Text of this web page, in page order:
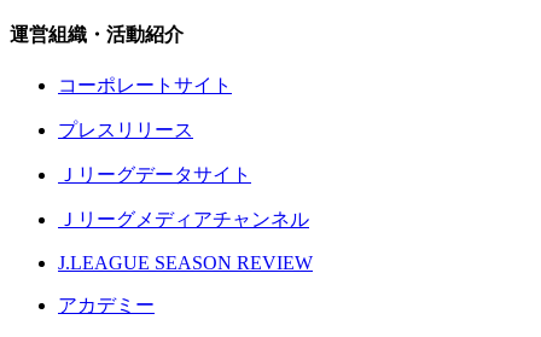
運営組織・活動紹介
コーポレートサイト
プレスリリース
Ｊリーグデータサイト
Ｊリーグメディアチャンネル
J.LEAGUE SEASON REVIEW
アカデミー